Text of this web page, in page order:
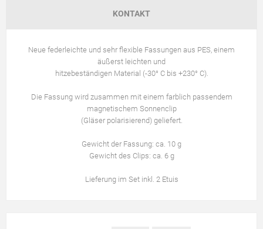
KONTAKT
Neue federleichte und sehr flexible Fassungen aus PES, einem
äußerst leichten und
hitzebeständigen Material (-30° C bis +230° C).
Die Fassung wird zusammen mit einem farblich passendem
magnetischem Sonnenclip
(Gläser polarisierend) geliefert.
Gewicht der Fassung: ca. 10 g
Gewicht des Clips: ca. 6 g
Lieferung im Set inkl. 2 Etuis